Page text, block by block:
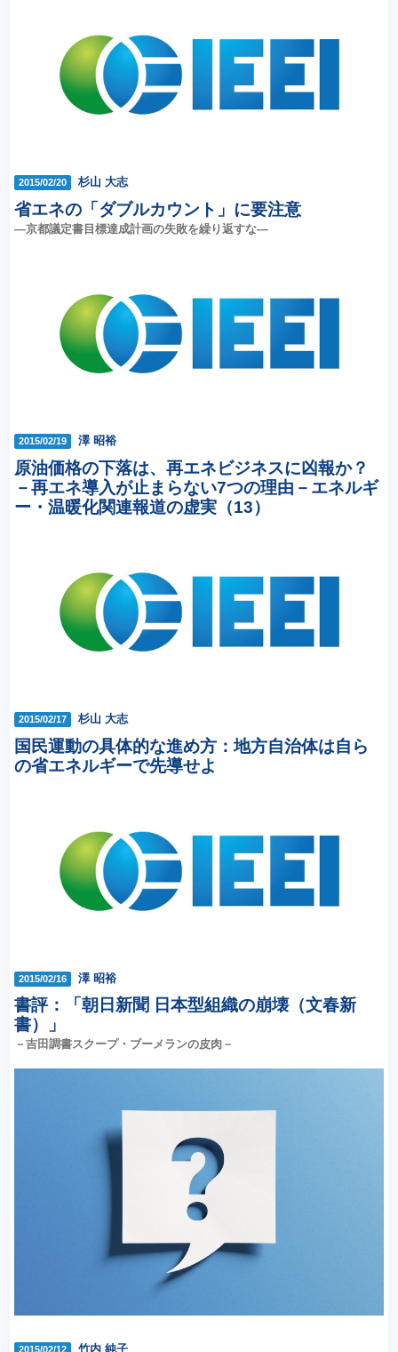
2015/02/20 杉山 大志
省エネの「ダブルカウント」に要注意
―京都議定書目標達成計画の失敗を繰り返すな―
2015/02/19 澤 昭裕
原油価格の下落は、再エネビジネスに凶報か？
－再エネ導入が止まらない7つの理由－エネルギ
ー・温暖化関連報道の虚実（13）
2015/02/17 杉山 大志
国民運動の具体的な進め方：地方自治体は自ら
の省エネルギーで先導せよ
2015/02/16 澤 昭裕
書評：「朝日新聞 日本型組織の崩壊（文春新
書）」
－吉田調書スクープ・ブーメランの皮肉－
2015/02/12 竹内 純子